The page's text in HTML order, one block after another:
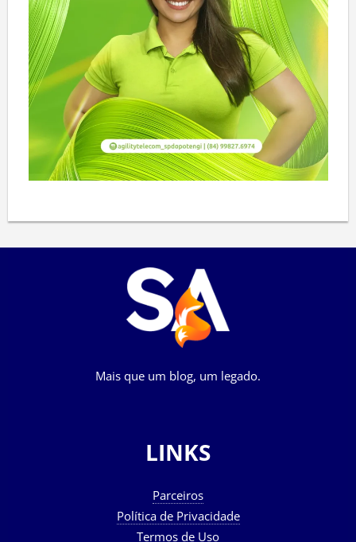
Mais que um blog, um legado.
LINKS
Parceiros
Política de Privacidade
Termos de Uso